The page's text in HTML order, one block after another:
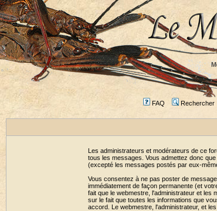
FAQ Rechercher
Les administrateurs et modérateurs de ce
tous les messages. Vous admettez donc
(excepté les messages postés par eux-
Vous consentez à ne pas poster de
immédiatement de façon permanente (et
fait que le webmestre, l'administrateur et les
sur le fait que toutes les informations que
accord. Le webmestre, l'administrateur, et